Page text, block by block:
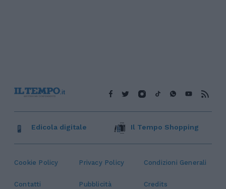
Cookie Policy Privacy Policy Condizioni Generali
Contatti Pubblicità
Credits
Edicola digitale Il Tempo Shopping